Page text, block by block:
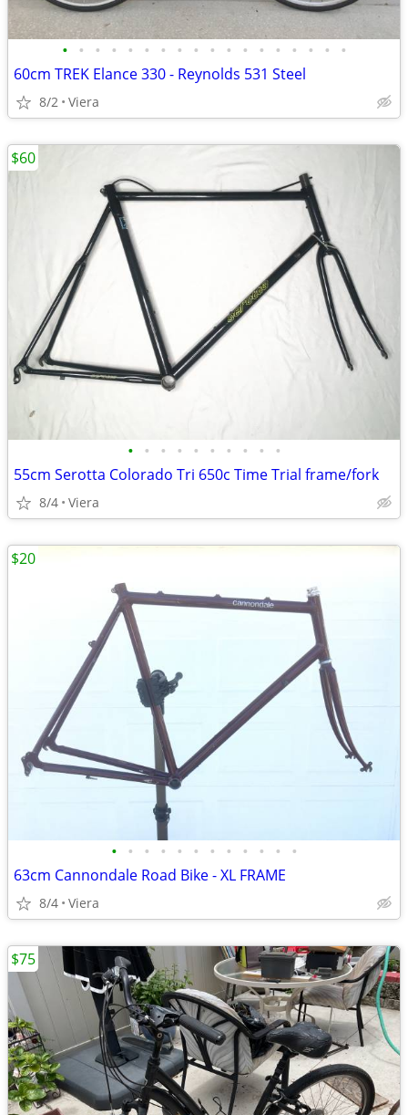
• • • • • • • • • • • • • • • • • •
60cm TREK Elance 330 - Reynolds 531 Steel
8/2 Viera
• • • • • • • • • •
55cm Serotta Colorado Tri 650c Time Trial frame/fork
8/4 Viera
$60
• • • • • • • • • • • •
63cm Cannondale Road Bike - XL FRAME
8/4 Viera
$20
$75